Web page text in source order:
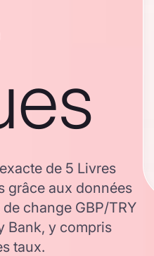
de 5 Livres
grâce aux données
change GBP/TRY
Bank, y compris
taux.